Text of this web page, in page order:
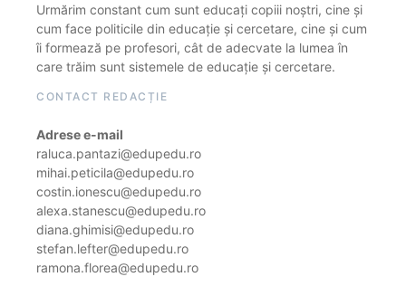
Urmărim constant cum sunt educați copiii noștri, cine și
cum face politicile din educație și cercetare, cine și cum
îi formează pe profesori, cât de adecvate la lumea în
care trăim sunt sistemele de educație și cercetare.
CONTACT REDACȚIE
Adrese e-mail
raluca.pantazi@edupedu.ro
mihai.peticila@edupedu.ro
costin.ionescu@edupedu.ro
alexa.stanescu@edupedu.ro
diana.ghimisi@edupedu.ro
stefan.lefter@edupedu.ro
ramona.florea@edupedu.ro